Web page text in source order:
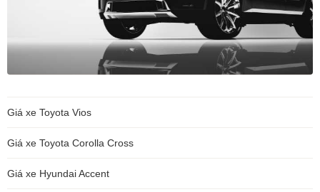
Giá xe Toyota Vios
Giá xe Toyota Corolla Cross
Giá xe Hyundai Accent